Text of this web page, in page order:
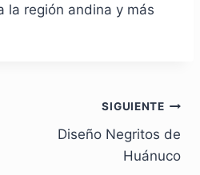
la región andina y más
SIGUIENTE
Diseño Negritos de
Huánuco